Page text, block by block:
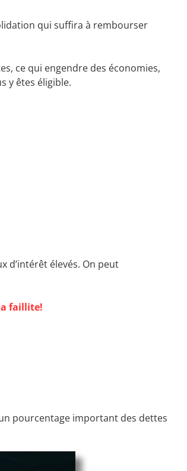
qui suffira à rembourser
ce qui engendre des économies,
y êtes éligible.
d’intérêt élevés. On peut
faillite!
pourcentage important des dettes